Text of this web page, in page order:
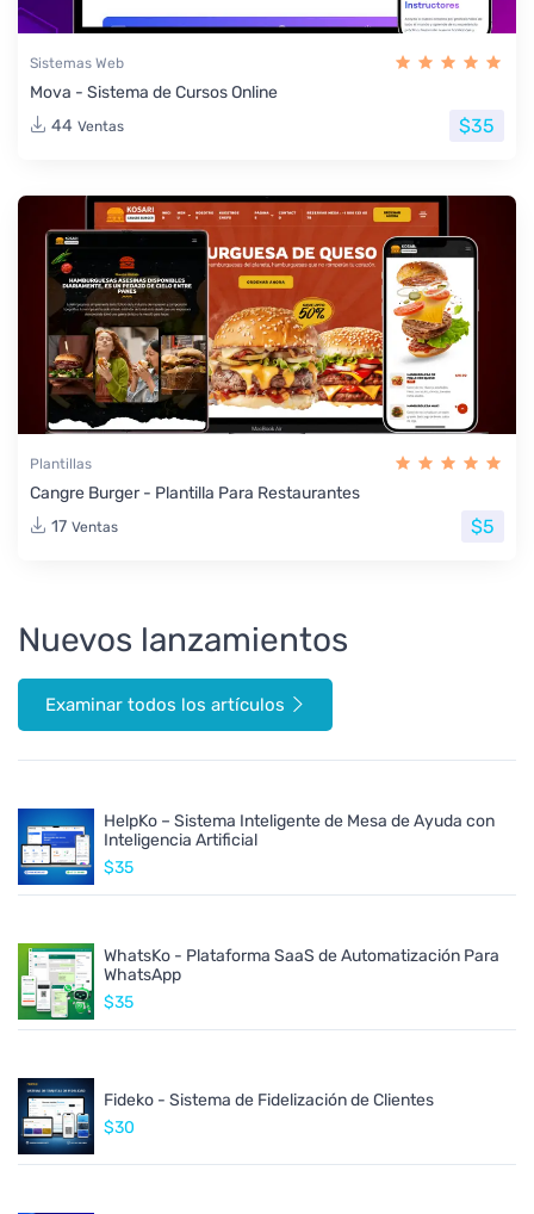
Sistemas Web
Mova - Sistema de Cursos Online
44 Ventas $35
Plantillas
Cangre Burger - Plantilla Para Restaurantes
17 Ventas $5
Nuevos lanzamientos
Examinar todos los artículos
HelpKo – Sistema Inteligente de Mesa de Ayuda con
Inteligencia Artificial
$35
WhatsKo - Plataforma SaaS de Automatización Para
WhatsApp
$35
Fideko - Sistema de Fidelización de Clientes
$30